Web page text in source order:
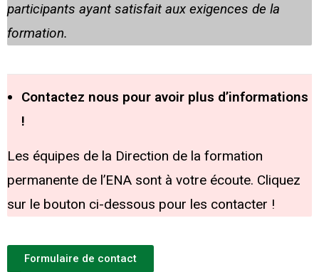
participants ayant satisfait aux exigences de la
formation.
Contactez nous pour avoir plus d’informations
!
Les équipes de la Direction de la formation
permanente de l’ENA sont à votre écoute. Cliquez
sur le bouton ci-dessous pour les contacter !
Formulaire de contact